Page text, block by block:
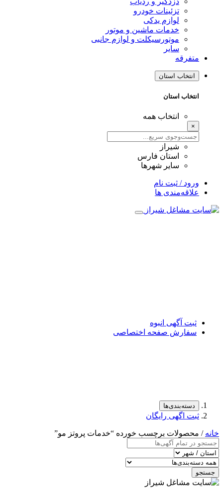
تزئینات خودرو
لوازم یدکی
خدمات ماشین و موتور
موتورسیکلت و لوازم جانبی
سایر
متفرقه
انتخاب استان
انتخاب استان
انتخاب همه
×
شیراز
استان فارس
سایر شهرها
ورود / ثبت نام
علاقه‌مندی ها
ثبت آگهی انبوه
سفارش صفحه اختصاصی
دسته‌بندی‌ها
ثبت اگهی رایگان
خانه / محصولات برچسب خورده “خدمات پروتز مو”
جستجو